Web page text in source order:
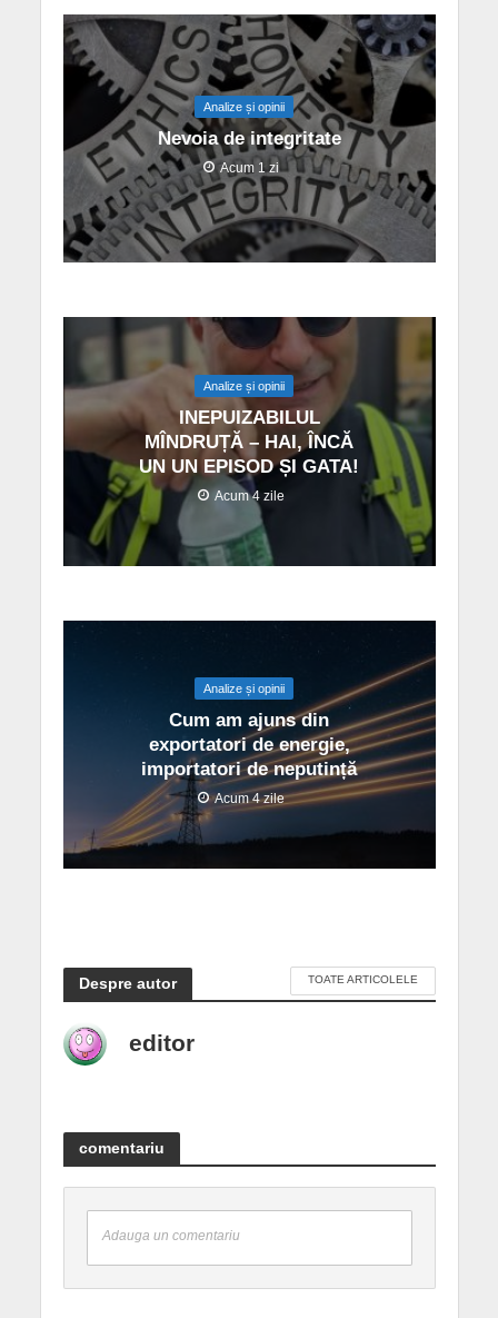
Analize și opinii
Nevoia de integritate
Acum 1 zi
Analize și opinii
INEPUIZABILUL
MÎNDRUȚĂ – HAI, ÎNCĂ
UN UN EPISOD ȘI GATA!
Acum 4 zile
Analize și opinii
Cum am ajuns din
exportatori de energie,
importatori de neputință
Acum 4 zile
Despre autor TOATE ARTICOLELE
editor
comentariu
Adauga un comentariu